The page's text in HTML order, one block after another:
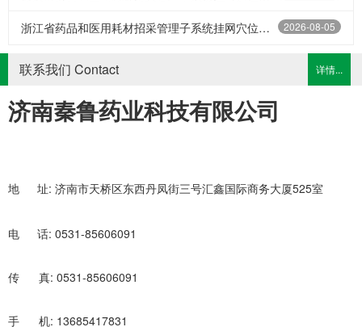
2026-08-05
浙江省药品和医用耗材招采管理子系统挂网穴位贴敷治疗贴（24贴）
详情...
联系我们 Contact
济南秦鲁药业科技有限公司
地 址: 济南市天桥区东西丹凤街三号汇鑫国际商务大厦525室
电 话: 0531-85606091
传 真: 0531-85606091
手 机: 13685417831